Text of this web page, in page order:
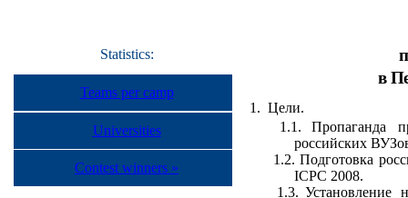
Statistics:
Teams per camp
Universities
Contest winners »
в
1. Цели.
1.1.
Пропаганда
российских
1.2. Подготовка
ICPC 2008.
1.3. Установление